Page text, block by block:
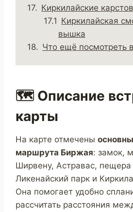
Киркилайские
Киркилайская
вышка
Что ещё посмотреть
🗺️ Описание
карты
На карте отмечены
маршрута Биржая: замок,
Ширвену, Астравас, пещера
Ликенайский парк и
Она помогает удобно
рассчитать расстояния